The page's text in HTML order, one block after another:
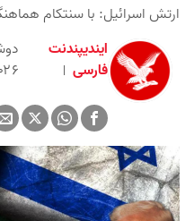
ارتش اسرائیل: با سنتکام
ایندیپندنت
فارسی
۲۰۲۶